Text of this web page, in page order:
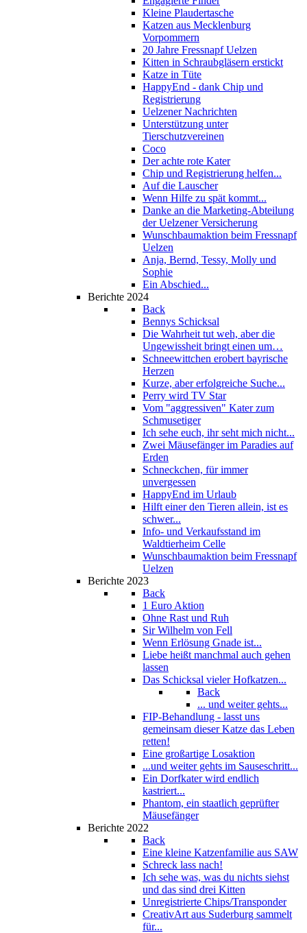
Kleine Plaudertasche
Katzen aus Mecklenburg
Vorpommern
20 Jahre Fressnapf Uelzen
Kitten in Schraubgläsern erstickt
Katze in Tüte
HappyEnd - dank Chip und
Registrierung
Uelzener Nachrichten
Unterstützung unter
Tierschutzvereinen
Coco
Der achte rote Kater
Chip und Registrierung helfen...
Auf die Lauscher
Wenn Hilfe zu spät kommt...
Danke an die Marketing-Abteilung
der Uelzener Versicherung
Wunschbaumaktion beim Fressnapf
Uelzen
Anja, Bernd, Tessy, Molly und
Sophie
Ein Abschied...
Berichte 2024
Back
Bennys Schicksal
Die Wahrheit tut weh, aber die
Ungewissheit bringt einen um…
Schneewittchen erobert bayrische
Herzen
Kurze, aber erfolgreiche Suche...
Perry wird TV Star
Vom "aggressiven" Kater zum
Schmusetiger
Ich sehe euch, ihr seht mich nicht...
Zwei Mäusefänger im Paradies auf
Erden
Schneckchen, für immer
unvergessen
HappyEnd im Urlaub
Hilft einer den Tieren allein, ist es
schwer...
Info- und Verkaufsstand im
Waldtierheim Celle
Wunschbaumaktion beim Fressnapf
Uelzen
Berichte 2023
Back
1 Euro Aktion
Ohne Rast und Ruh
Sir Wilhelm von Fell
Wenn Erlösung Gnade ist...
Liebe heißt manchmal auch gehen
lassen
Das Schicksal vieler Hofkatzen...
Back
... und weiter gehts...
FIP-Behandlung - lasst uns
gemeinsam dieser Katze das Leben
retten!
Eine großartige Losaktion
...und weiter gehts im Sauseschritt...
Ein Dorfkater wird endlich
kastriert...
Phantom, ein staatlich geprüfter
Mäusefänger
Berichte 2022
Back
Eine kleine Katzenfamilie aus SAW
Schreck lass nach!
Ich sehe was, was du nichts siehst
und das sind drei Kitten
Unregistrierte Chips/Transponder
CreativArt aus Suderburg sammelt
für...